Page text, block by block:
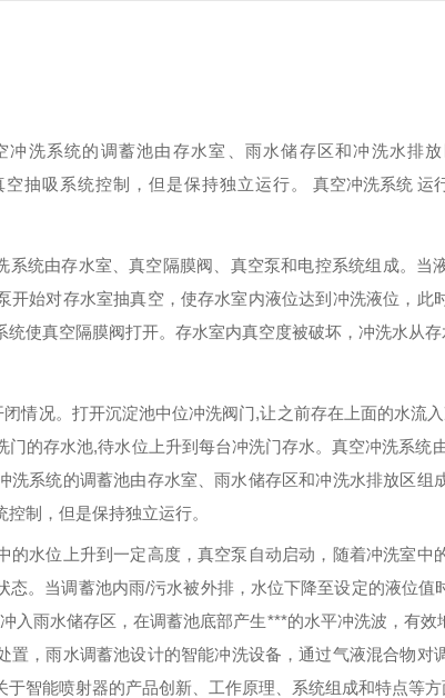
冲洗系统的调蓄池由存水室、雨水储存区和冲洗水排
抽吸系统控制，但是保持独立运行。
真空冲洗系统 运
系统由存水室、真空隔膜阀、真空泵和电控系统组成。当
开始对存水室抽真空，使存水室内液位达到冲洗液位，此
使真空隔膜阀打开。存水室内真空度被破坏，冲洗水从
情况。打开沉淀池中位冲洗阀门,让之前存在上面的水流
门的存水池,待水位上升到每台冲洗门存水。真空冲洗系统
洗系统的调蓄池由存水室、雨水储存区和冲洗水排放区组
制，但是保持独立运行。
的水位上升到一定高度，真空泵自动启动，随着冲洗室
态。当调蓄池内雨/污水被外排，水位下降至设定的液位
入雨水储存区，在调蓄池底部产生***的水平冲洗波，有
置 ，雨水调蓄池设计的智能冲洗设备，通过气液混合物对
于智能喷射器的产品创新、 工作原理、系统组成和特点等